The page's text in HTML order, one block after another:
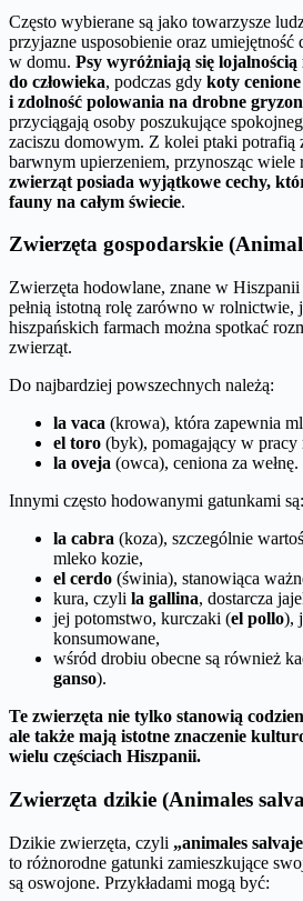
Często wybierane są jako towarzysze
przyjazne usposobienie oraz umiejętność
w domu. Psy wyróżniają się
do człowieka, podczas gdy koty cenione
i zdolność polowania na drobne
przyciągają osoby poszukujące
zaciszu domowym. Z kolei ptaki potrafią
barwnym upierzeniem, przynosząc wiele
zwierząt posiada wyjątkowe cechy,
fauny na całym świecie.
Zwierzęta gospodarskie
Zwierzęta hodowlane, znane w Hiszpanii
pełnią istotną rolę zarówno w rolnictwie,
hiszpańskich farmach można spotkać
zwierząt.
Do najbardziej powszechnych należą:
la vaca (krowa), która zapewnia
el toro (byk), pomagający w pracy
la oveja (owca), ceniona za wełnę.
Innymi często hodowanymi gatunkami są:
la cabra (koza), szczególnie
mleko kozie,
el cerdo (świnia), stanowiąca
kura, czyli la gallina, dostarcza
jej potomstwo, kurczaki (el pollo),
konsumowane,
wśród drobiu obecne są również
ganso).
Te zwierzęta nie tylko stanowią
ale także mają istotne znaczenie
wielu częściach Hiszpanii.
Zwierzęta dzikie (Animales
Dzikie zwierzęta, czyli „animales
to różnorodne gatunki zamieszkujące
są oswojone. Przykładami mogą być: